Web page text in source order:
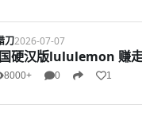
刀2026-07-07
硬汉版lululemon 赚
8000+ 0 1